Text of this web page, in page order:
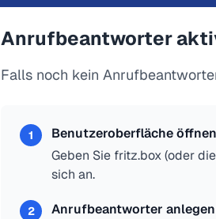
Anrufbeantworter
Falls noch kein
1
Benutzeroberfläche öffnen
Geben Sie fritz.box (oder
sich an.
2
Anrufbeantworter anlegen